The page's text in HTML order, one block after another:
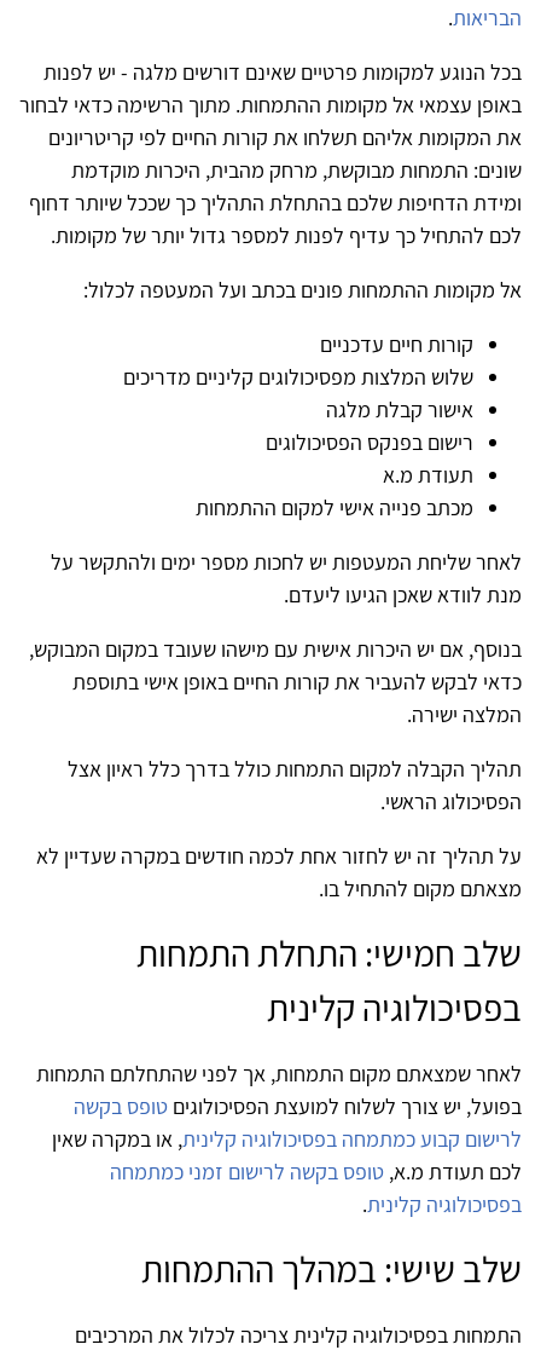
הבריאות.
בכל הנוגע למקומות פרטיים שאינם דורשים מלגה - יש לפנות
באופן עצמאי אל מקומות ההתמחות. מתוך הרשימה כדאי לבחור
את המקומות אליהם תשלחו את קורות החיים לפי קריטריונים
שונים: התמחות מבוקשת, מרחק מהבית, היכרות מוקדמת
ומידת הדחיפות שלכם בהתחלת התהליך כך שככל שיותר דחוף
לכם להתחיל כך עדיף לפנות למספר גדול יותר של מקומות.
אל מקומות ההתמחות פונים בכתב ועל המעטפה לכלול:
קורות חיים עדכניים
שלוש המלצות מפסיכולוגים קליניים מדריכים
אישור קבלת מלגה
רישום בפנקס הפסיכולוגים
תעודת מ.א
מכתב פנייה אישי למקום ההתמחות
לאחר שליחת המעטפות יש לחכות מספר ימים ולהתקשר על
מנת לוודא שאכן הגיעו ליעדם.
בנוסף, אם יש היכרות אישית עם מישהו שעובד במקום המבוקש,
כדאי לבקש להעביר את קורות החיים באופן אישי בתוספת
המלצה ישירה.
תהליך הקבלה למקום התמחות כולל בדרך כלל ראיון אצל
הפסיכולוג הראשי.
על תהליך זה יש לחזור אחת לכמה חודשים במקרה שעדיין לא
מצאתם מקום להתחיל בו.
שלב חמישי: התחלת התמחות
בפסיכולוגיה קלינית
לאחר שמצאתם מקום התמחות, אך לפני שהתחלתם התמחות
בפועל, יש צורך לשלוח למועצת הפסיכולוגים טופס בקשה
לרישום קבוע כמתמחה בפסיכולוגיה קלינית, או במקרה שאין
לכם תעודת מ.א, טופס בקשה לרישום זמני כמתמחה
בפסיכולוגיה קלינית.
שלב שישי: במהלך ההתמחות
התמחות בפסיכולוגיה קלינית צריכה לכלול את המרכיבים